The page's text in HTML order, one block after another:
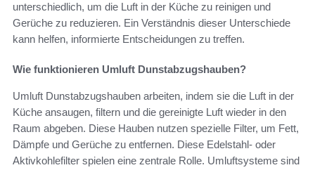
unterschiedlich, um die Luft in der Küche zu reinigen und
Gerüche zu reduzieren. Ein Verständnis dieser Unterschiede
kann helfen, informierte Entscheidungen zu treffen.
Wie funktionieren Umluft Dunstabzugshauben?
Umluft Dunstabzugshauben arbeiten, indem sie die Luft in der
Küche ansaugen, filtern und die gereinigte Luft wieder in den
Raum abgeben. Diese Hauben nutzen spezielle Filter, um Fett,
Dämpfe und Gerüche zu entfernen. Diese Edelstahl- oder
Aktivkohlefilter spielen eine zentrale Rolle. Umluftsysteme sind